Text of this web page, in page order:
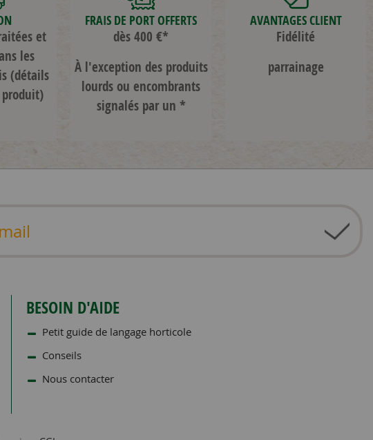
et
les
(détails
FRAIS DE PORT OFFERTS
dès 400 €*
À l'exception des produits
lourds ou encombrants
signalés par un *
AVANTAGES CLIENT
Fidélité
parrainage
BESOIN D'AIDE
Petit guide de langage horticole
Conseils
Nous contacter